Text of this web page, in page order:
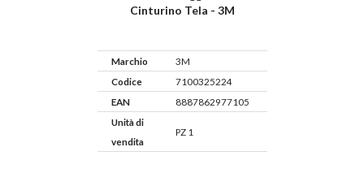
Cinturino Tela - 3M
Marchio
3M
Codice
7100325224
EAN
8887862977105
Unità di
vendita
PZ 1